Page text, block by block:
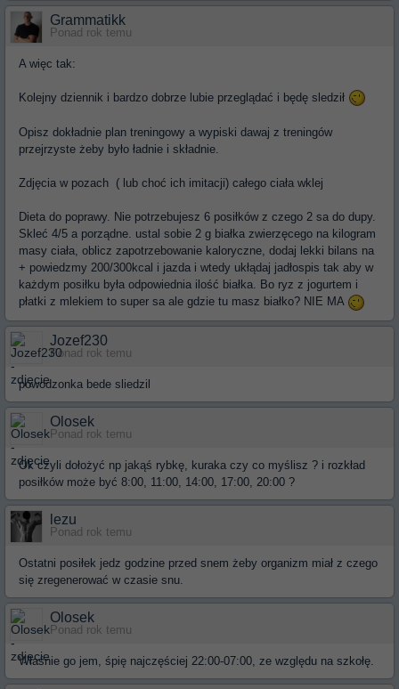
Grammatikk
Ponad rok temu
A więc tak:
Kolejny dziennik i bardzo dobrze lubie przeglądać i będę sledził
Opisz dokładnie plan treningowy a wypiski dawaj z treningów
przejrzyste żeby było ładnie i składnie.
Zdjęcia w pozach ( lub choć ich imitacji) całego ciała wklej
Dieta do poprawy. Nie potrzebujesz 6 posiłków z czego 2 sa do dupy.
Skleć 4/5 a porządne. ustal sobie 2 g białka zwierzęcego na kilogram
masy ciała, oblicz zapotrzebowanie kaloryczne, dodaj lekki bilans na
+ powiedzmy 200/300kcal i jazda i wtedy ukłądaj jadłospis tak aby w
każdym posiłku była odpowiednia ilość białka. Bo ryz z jogurtem i
płatki z mlekiem to super sa ale gdzie tu masz białko? NIE MA
Jozef230
Ponad rok temu
powodzonka bede sliedzil
Olosek
Ponad rok temu
Ok czyli dołożyć np jakąś rybkę, kuraka czy co myślisz ? i rozkład
posiłków może być 8:00, 11:00, 14:00, 17:00, 20:00 ?
lezu
Ponad rok temu
Ostatni posiłek jedz godzine przed snem żeby organizm miał z czego
się zregenerować w czasie snu.
Olosek
Ponad rok temu
Właśnie go jem, śpię najczęściej 22:00-07:00, ze względu na szkołę.